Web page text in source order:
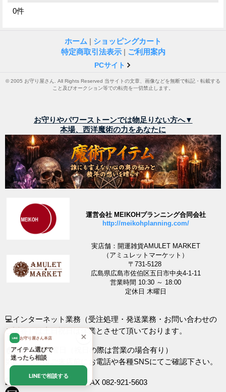
0件
ホーム | ショッピングカート
特定商取引法表示 | ご利用案内
PCサイト
© 2005 お守り屋さん. All Rights Reserved 当サイトの文章、画像などを無断で転記・転載する
こと及びオークション等での転売を一切禁止します。
お守りやパワーストーンでは物足りない方へ▼
本場、西洋魔術の力をあなたに
運営会社 MEIKOHプランニング合同会社
http://meikohplanning.com/
実店舗：開運雑貨AMULET MARKET
（アミュレットマーケット）
〒731-5128
広島県広島市佐伯区五日市中央4-1-11
営業時間 10:30 ～ 18:00
定休日 木曜日
💻インターネット業務（受注処理・発送業務・お問い合わせの
ご返答）は土日祝日は休業とさせて頂いております。
🏠定休日 木曜日（祝日の際は営業の場合有り）
気になる方はご来店前にお電話や各種SNSにてご確認下さい。
FAX 082-921-5603
×
LINE お守り屋さん本店
アイテム選びで
迷ったら相談
LINEで相談する